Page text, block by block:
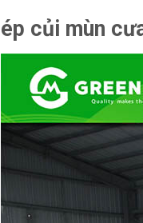
củi mùn